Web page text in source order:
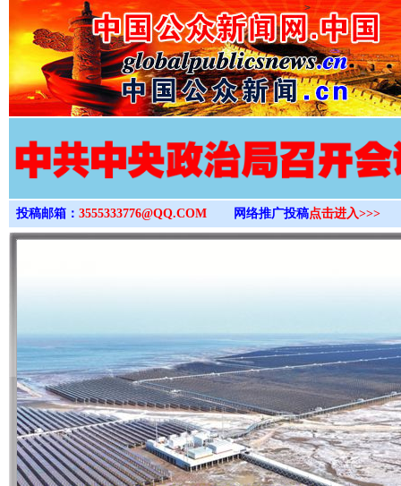
>
投稿邮箱： 3555333776@QQ.COM 网络推广投稿点击进入>>>